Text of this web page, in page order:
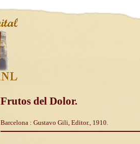
Frutos del Dolor.
Barcelona : Gustavo Gili, Editor., 1910.